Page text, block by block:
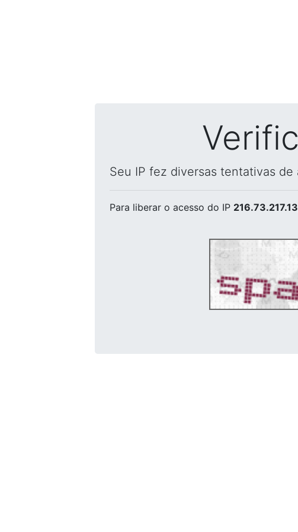
Seu IP fez diversas tentativas
Para liberar o acesso do IP 216.73.217.13